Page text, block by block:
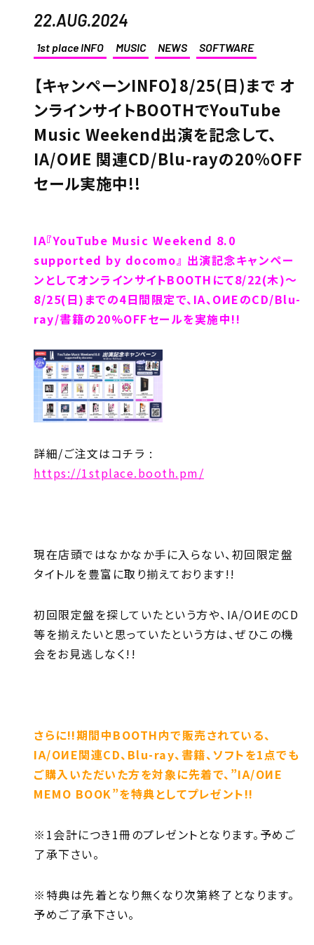
22.AUG.2024
1st place INFO MUSIC NEWS SOFTWARE
【キャンペーンINFO】8/25(日)まで オ
ンラインサイトBOOTHでYouTube
Music Weekend出演を記念して、
IA/OИE 関連CD/Blu-rayの20%OFF
セール実施中!!
IA『YouTube Music Weekend 8.0
supported by docomo』 出演記念キャンペー
ンとしてオンラインサイトBOOTHにて8/22(木)～
8/25(日)までの4日間限定で、IA、OИEのCD/Blu-
ray/書籍の20%OFFセールを実施中!!
詳細/ご注文はコチラ :
https://1stplace.booth.pm/
現在店頭ではなかなか手に入らない、初回限定盤
タイトルを豊富に取り揃えております!!
初回限定盤を探していたという方や、IA/OИEのCD
等を揃えたいと思っていたという方は、ぜひこの機
会をお見逃しなく!!
さらに!!期間中BOOTH内で販売されている、
IA/OИE関連CD、Blu-ray、書籍、ソフトを1点でも
ご購入いただいた方を対象に先着で、”IA/OИE
MEMO BOOK”を特典としてプレゼント!!
※1会計につき1冊のプレゼントとなります。予めご
了承下さい。
※特典は先着となり無くなり次第終了となります。
予めご了承下さい。